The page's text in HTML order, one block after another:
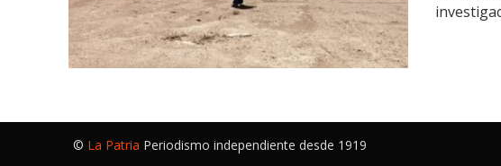
© La Patria Periodismo independiente desde 1919